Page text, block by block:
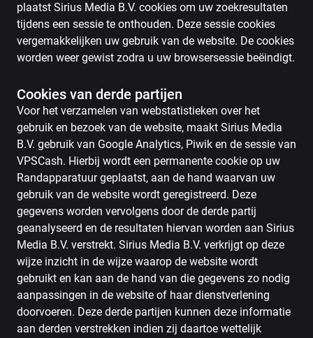
plaatst Sirius Media B.V. cookies om uw zoekresultaten
tijdens een sessie te onthouden. Deze sessie cookies
vergemakkelijken uw gebruik van de website. De cookies
worden weer gewist zodra u uw browsersessie beëindigt.
Cookies van derde partijen
Voor het verzamelen van webstatistieken over het
gebruik en bezoek van de website, maakt Sirius Media
B.V. gebruik van Google Analytics, Piwik en de sessie van
VPSCash. Hierbij wordt een permanente cookie op uw
Randapparatuur geplaatst, aan de hand waarvan uw
gebruik van de website wordt geregistreerd. Deze
gegevens worden vervolgens door de derde partij
geanalyseerd en de resultaten hiervan worden aan Sirius
Media B.V. verstrekt. Sirius Media B.V. verkrijgt op deze
wijze inzicht in de wijze waarop de website wordt
gebruikt en kan aan de hand van die gegevens zo nodig
aanpassingen in de website of haar dienstverlening
doorvoeren. Deze derde partijen kunnen deze informatie
aan derden verstrekken indien zij daartoe wettelijk